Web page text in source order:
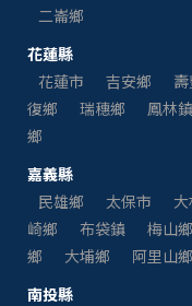
二崙鄉
花蓮縣
花蓮市
吉安鄉
復鄉
瑞穗鄉 鳳林鎮
鄉
嘉義縣
民雄鄉
太保市
崎鄉
布袋鎮 梅山鄉
鄉
大埔鄉 阿里山鄉
南投縣